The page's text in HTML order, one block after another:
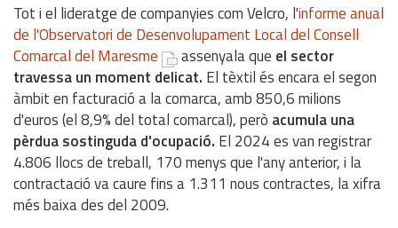
Tot i el lideratge de companyies com Velcro, l'informe anual
de l'Observatori de Desenvolupament Local del Consell
Comarcal del Maresme
assenyala que el sector
travessa un moment delicat. El tèxtil és encara el segon
àmbit en facturació a la comarca, amb 850,6 milions
d'euros (el 8,9% del total comarcal), però acumula una
pèrdua sostinguda d'ocupació. El 2024 es van registrar
4.806 llocs de treball, 170 menys que l'any anterior, i la
contractació va caure fins a 1.311 nous contractes, la xifra
més baixa des del 2009.